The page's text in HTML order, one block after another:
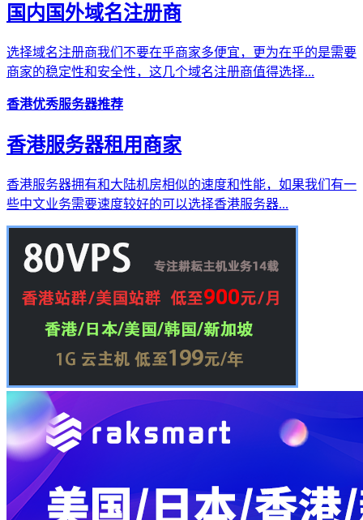
国内国外域名注册商
选择域名注册商我们不要在乎商家多便宜，更为在乎的是需要
商家的稳定性和安全性，这几个域名注册商值得选择...
香港优秀服务器推荐
香港服务器租用商家
香港服务器拥有和大陆机房相似的速度和性能，如果我们有一
些中文业务需要速度较好的可以选择香港服务器...